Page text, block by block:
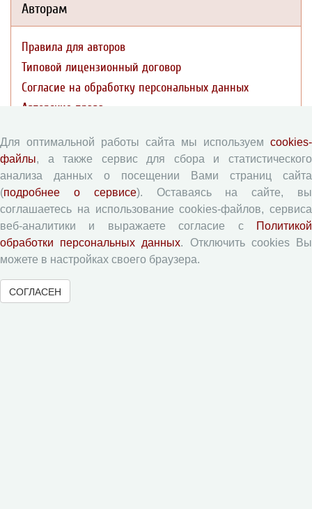
Авторам
Правила для авторов
Типовой лицензионный договор
Согласие на обработку персональных данных
Авторские права
Рецензентам
Памятка рецензенту
Форма рецензии
Журналы ВолНЦ РАН
Для оптимальной работы сайта мы используем cookies-
файлы, а также сервис для сбора и статистического
анализа данных о посещении Вами страниц сайта
(подробнее о сервисе). Оставаясь на сайте, вы
соглашаетесь на использование cookies-файлов, сервиса
веб-аналитики и выражаете согласие с
Политикой
обработки персональных данных. Отключить cookies Вы
можете в настройках своего браузера.
СОГЛАСЕН